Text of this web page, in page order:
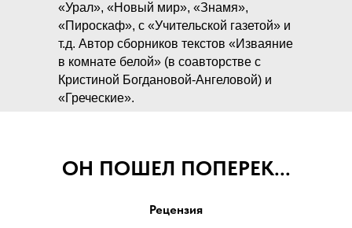
«Урал», «Новый мир», «Знамя»,
«Пироскаф», с «Учительской газетой» и
т.д. Автор сборников текстов «Изваяние
в комнате белой» (в соавторстве с
Кристиной Богдановой-Ангеловой) и
«Греческие».
ОН ПОШЕЛ ПОПЕРЕК...
Рецензия